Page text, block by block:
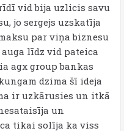
vid bija uzlicis savu
jo sergejs uzskatīja
par viņa biznesu
līdz vid pateica
agx group bankas
dzima šī ideja
ir uzkārusies un itkā
un
tikai solīja ka viss